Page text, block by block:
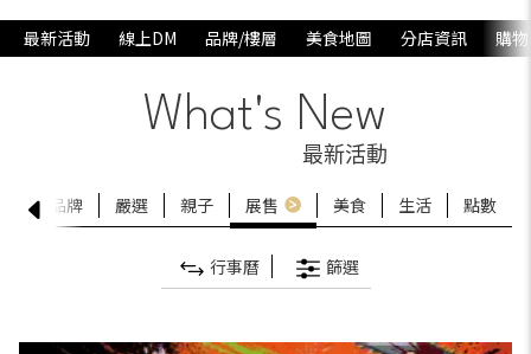
最新活動 線上DM 品牌/樓層 美食地圖 分店資訊 購
What's New
最新活動
品牌 嚴選 親子 展售 美食 生活 點數
行事曆 篩選